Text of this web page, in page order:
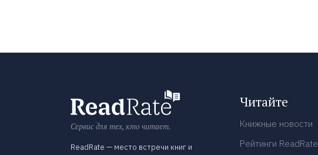
Сервис для тех, кто читает.
ReadRate — место встречи книг и
Читайте
Книжные новости
Рейтинги ReadRate